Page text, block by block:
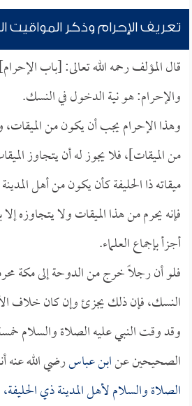
تعريف الإحرام وذكر المواقيت
قال المؤلف رحمه الله تعالى: [باب
والإحرام: هو نية الدخول في النسك.
وهذا الإحرام يجب أن يكون من
من الميقات]، فلا يجوز له أن يتجاوز
ميقاته ذا الحليفة كأن يكون من أهل
فإنه يحرم من هذا الميقات ولا يتجاوزه
أجزأ بإجماع العلماء.
فلو أن رجلاً خرج من الدوحة إلى مكة
النسك، فإن ذلك يجزئ وإن كان خلاف
وقد وقت النبي عليه الصلاة والسلام
الصحيحين عنابن عباسرضي الله عنه
الصلاة والسلام لأهل المدينة ذي